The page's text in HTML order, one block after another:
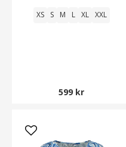
XS S M L XL XXL
599 kr